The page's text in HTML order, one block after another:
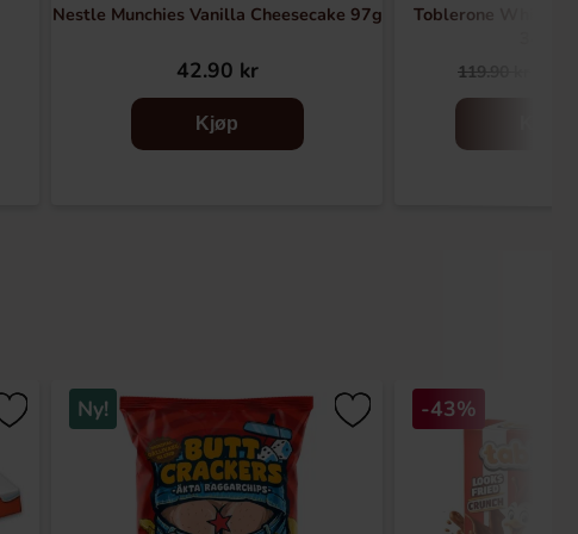
Nestle Munchies Vanilla Cheesecake 97g
42.90 kr
Kjøp
Toblerone White
119.90 kr
Ny! -43%